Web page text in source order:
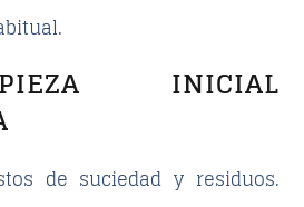
INICIAL
de suciedad y residuos.